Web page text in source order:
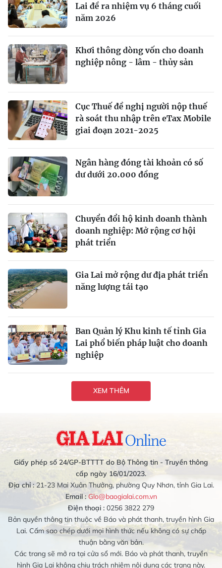
Lai đề ra nhiệm vụ 6 tháng cuối
năm 2026
Khơi thông dòng vốn cho doanh
nghiệp nông - lâm - thủy sản
Cục Thuế đề nghị người nộp thuế
rà soát thu nhập trên eTax Mobile
giai đoạn 2021-2025
Ngân hàng đóng tài khoản có số
dư dưới 20.000 đồng
Chuyển đổi hộ kinh doanh thành
doanh nghiệp: Mở rộng cơ hội
phát triển
Gia Lai mở rộng dư địa phát triển
năng lượng tái tạo
Ban Quản lý Khu kinh tế tỉnh Gia
Lai phổ biến pháp luật cho doanh
nghiệp
XEM THÊM
Giấy phép số 24/GP-BTTTT do Bộ Thông tin - Truyền thông
cấp ngày 16/01/2023.
Địa chỉ :21-23 Mai Xuân Thưởng, phường Quy Nhơn, tỉnh Gia Lai.
Email : Glo@baogialai.com.vn
Điện thoại : 0256 3822 279
Bản quyền thông tin thuộc về Báo và phát thanh, truyền hình Gia
Lai. Cấm sao chép dưới mọi hình thức nếu không có sự chấp
thuận bằng văn bản.
Các trang sẽ mở ra tại cửa sổ mới. Báo và phát thanh, truyền
hình Gia Lai không chịu trách nhiệm nội dung các trang này.